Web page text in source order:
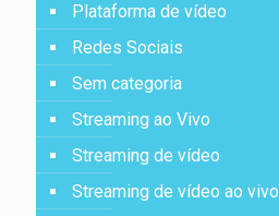
Plataforma de vídeo
Redes Sociais
Sem categoria
Streaming ao Vivo
Streaming de vídeo
Streaming de vídeo ao vivo